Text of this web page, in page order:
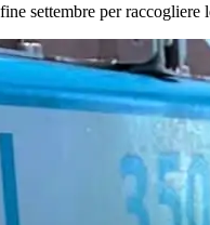
settembre per raccogliere